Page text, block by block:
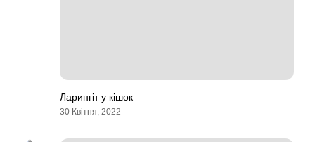
Ларингіт у кішок
30 Квітня, 2022